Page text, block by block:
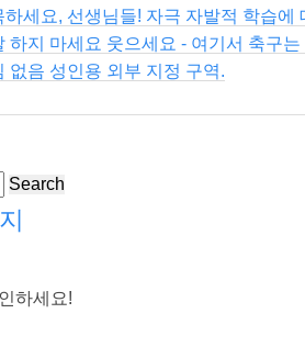
하세요, 선생님들! 자극 자발적 학습
하지 마세요 웃으세요 - 여기서 축구
없음 성인용 외부 지정 구역.
Search
하세요!